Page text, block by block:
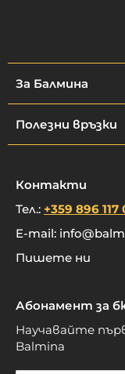
За Балмина
Полезни връзки
Контакти
Тел.: +359 896 117
E-mail:
Пишете ни
Абонамент за
Научавайте
Balmina